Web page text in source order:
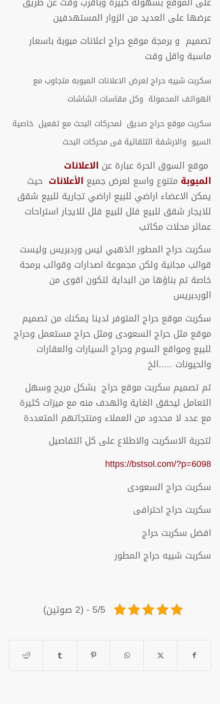
عرضها على العديد من الزوار المستهدفين
تصميم و برمجة موقع حراج اعلانات مبوبة باسعار
ماسبة واقل وقت
سكربت شبيه حراج لعرض الاعلانات المبوبه متجاوب مع
الهواتف المحمولة وكل مقاسات الشاشات
سكربت موقع حراج صديق لمحركات البحث مع تفعيل خاصية
السيو والارشفة التلقائية فى محركات البحث
موقع السوق الحرة عبارة عن الاعلانات
المبوبة متنوع واسع لعرض جميع الأعلانات حيث
يمكن الاعضاء اراضي للبيع اراضي تجارية للبيع شقق
للايجار شقق للبيع فلل للبيع فلل للايجار استراحات
عمائر محلات مكاتب
سكربت حراج المطور الذهبي ليس وردبريس وليست
قوالب مجانية ولكن مجموعة اصدارات وقوالب برمجة
خاصة تم بناؤها من البداية لتكون اقوى من
الوردبريس
سكربت موقع حراج المتوفر لدينا يمكنك من تصميم
موقع مثل حراج السعودى ومثل حراج مستعمل وحراج
للبيع ومواقع السوم وحراج السيارات والعقارات
والحيونات …..الخ
تم تصميم سكربت موقع حراج بشكل مريح وسهل
التعامل ليحقق الغاية والهدف منه مع ميزات كثيرة
مع عدد لا محدود من العملاء ومنتجاتهم المتعددة
لتجربة الاسكربت والاطلاع على كل التفاصيل
https://bstsol.com/?p=6098
سكربت حراج السعودى
سكربت حراج احترافى
افضل سكربت حراج
سكربت شبيه حراج المطور
5/5 - (2 صوتين)